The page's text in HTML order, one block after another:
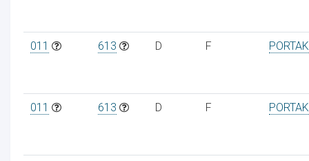
011 613 D F
011 613 D F